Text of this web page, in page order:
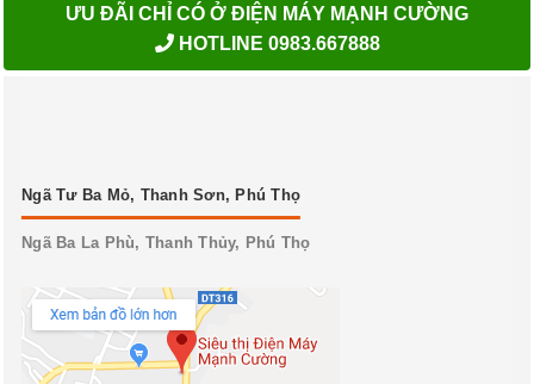
ƯU ĐÃI CHỈ CÓ Ở ĐIỆN MÁY MẠNH CƯỜNG
HOTLINE 0983.667888
Ngã Tư Ba Mỏ, Thanh Sơn, Phú Thọ
Ngã Ba La Phù, Thanh Thủy, Phú Thọ